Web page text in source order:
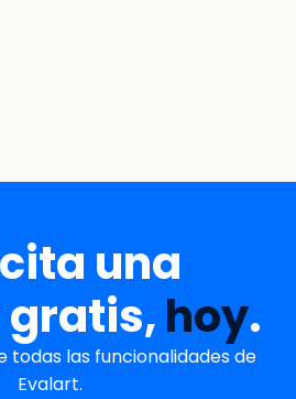
una
hoy.
todas las funcionalidades de
Evalart.